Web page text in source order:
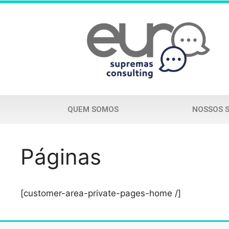
QUEM SOMOS NOSSOS
Páginas
[customer-area-private-pages-home /]